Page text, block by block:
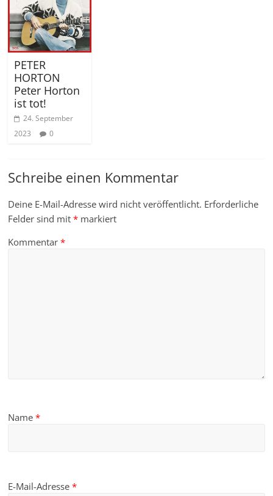
PETER
HORTON
Peter Horton
ist tot!
24. September
2023
0
Schreibe einen Kommentar
Deine E-Mail-Adresse wird nicht veröffentlicht. Erforderliche
Felder sind mit* markiert
Kommentar*
Name*
E-Mail-Adresse*